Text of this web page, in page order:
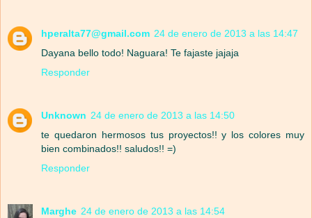
hperalta77@gmail.com 24 de enero de 2013 a las 14:47
Dayana bello todo! Naguara! Te fajaste jajaja
Responder
Unknown 24 de enero de 2013 a las 14:50
te quedaron hermosos tus proyectos!! y los colores muy
bien combinados!! saludos!! =)
Responder
Marghe 24 de enero de 2013 a las 14:54